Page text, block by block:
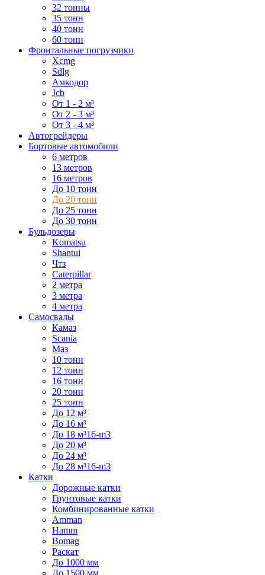
32 тонны
35 тонн
40 тонн
60 тонн
Фронтальные погрузчики
Xcmg
Sdlg
Амкодор
Jcb
От 1 - 2 м³
От 2 - 3 м³
От 3 - 4 м³
Автогрейдеры
Бортовые автомобили
6 метров
13 метров
16 метров
До 10 тонн
До 20 тонн
До 25 тонн
До 30 тонн
Бульдозеры
Komatsu
Shantui
Чтз
Caterpillar
2 метра
3 метра
4 метра
Самосвалы
Камаз
Scania
Маз
10 тонн
12 тонн
16 тонн
20 тонн
25 тонн
До 12 м³
До 16 м³
До 18 м³16-m3
До 20 м³
До 24 м³
До 28 м³16-m3
Катки
Дорожные катки
Грунтовые катки
Комбинированные катки
Amman
Hamm
Bomag
Раскат
До 1000 мм
До 1500 мм